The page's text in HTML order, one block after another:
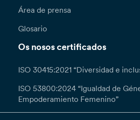
Área de prensa
Glosario
Os nosos certificados
ISO 30415:2021 “Diversidad e
ISO 53800:2024 “Igualdad de
Empoderamiento Femenino”